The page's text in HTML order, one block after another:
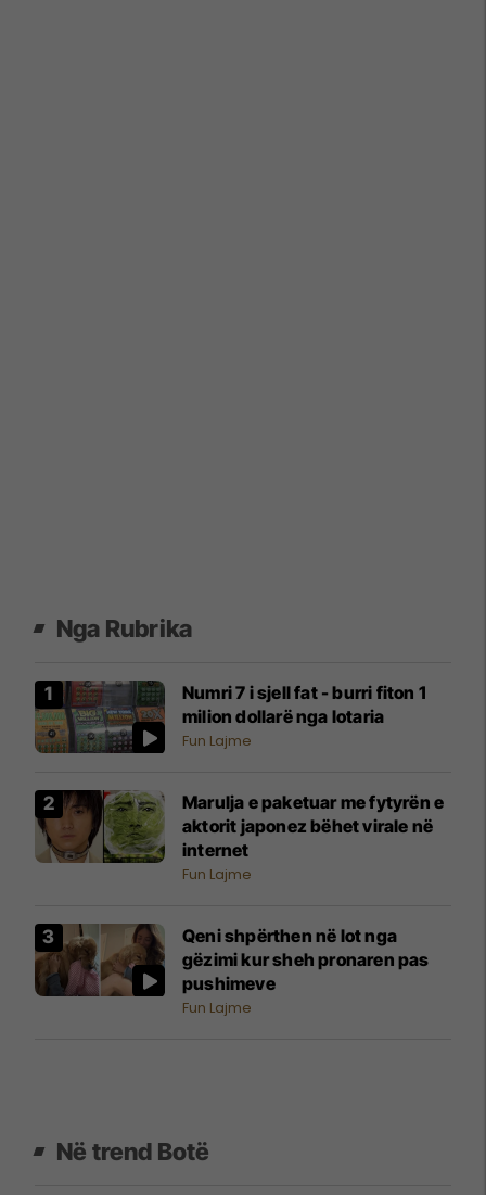
Nga Rubrika
Numri 7 i sjell fat - burri fiton 1
milion dollarë nga lotaria
Fun Lajme
Marulja e paketuar me fytyrën e
aktorit japonez bëhet virale në
internet
Fun Lajme
Qeni shpërthen në lot nga
gëzimi kur sheh pronaren pas
pushimeve
Fun Lajme
Në trend Botë